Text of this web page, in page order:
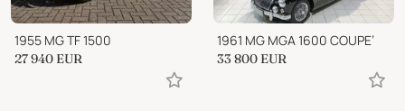
1955 MG TF 1500
27 940 EUR
1961 MG MGA 1600 COUPE’
33 800 EUR